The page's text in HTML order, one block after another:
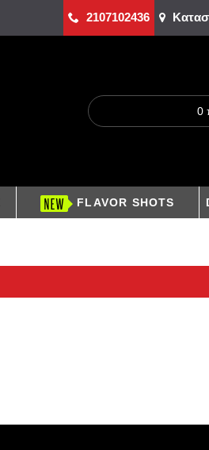
2107102436
0
FLAVOR SHOTS